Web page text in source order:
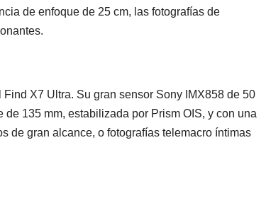
de enfoque de 25 cm, las fotografías de
X7 Ultra. Su gran sensor Sony IMX858 de 50
135 mm, estabilizada por Prism OIS, y con una
de gran alcance, o fotografías telemacro íntimas